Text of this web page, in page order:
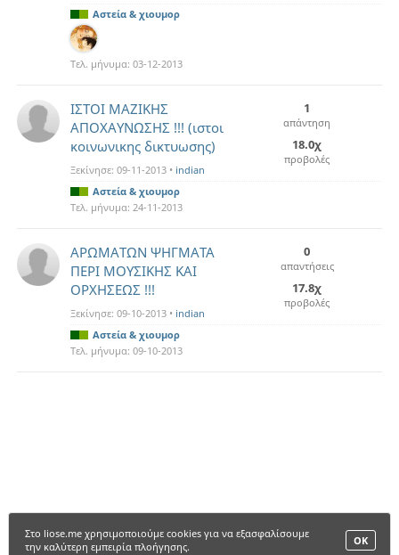
Αστεία & χιουμορ
Τελ. μήνυμα: 03-12-2013
ΙΣΤΟΙ ΜΑΖΙΚΗΣ
ΑΠΟΧΑΥΝΩΣΗΣ !!! (ιστοι
κοινωνικης δικτυωσης)
Ξεκίνησε: 09-11-2013 • indian
1
απάντηση
18.0χ
προβολές
Αστεία & χιουμορ
Τελ. μήνυμα: 24-11-2013
ΑΡΩΜΑΤΩΝ ΨΗΓΜΑΤΑ
ΠΕΡΙ ΜΟΥΣΙΚΗΣ ΚΑΙ
ΟΡΧΗΣΕΩΣ !!!
Ξεκίνησε: 09-10-2013 • indian
0
απαντήσεις
17.8χ
προβολές
Αστεία & χιουμορ
Τελ. μήνυμα: 09-10-2013
ΟΚ
Στο liose.me χρησιμοποιούμε cookies για να εξασφαλίσουμε
την καλύτερη εμπειρία πλοήγησης.